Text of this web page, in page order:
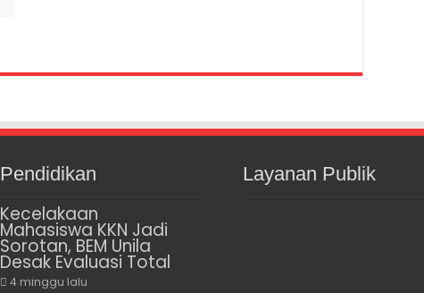
Pendidikan
Kecelakaan
Mahasiswa KKN Jadi
Sorotan, BEM Unila
Desak Evaluasi Total
4 minggu lalu
Layanan Publik